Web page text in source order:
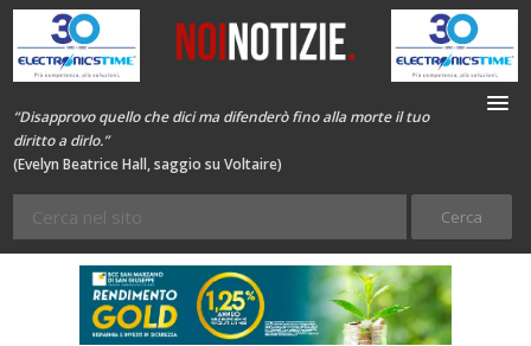
“Disapprovo quello che dici ma difenderò fino alla morte il tuo
diritto a dirlo.”
(Evelyn Beatrice Hall, saggio su Voltaire)